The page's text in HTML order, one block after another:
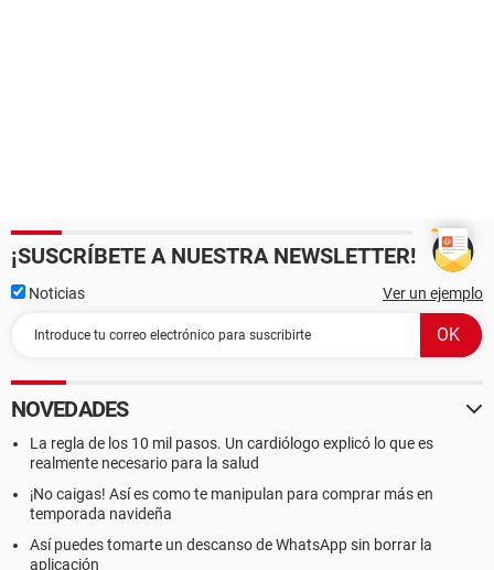
¡SUSCRÍBETE A NUESTRA NEWSLETTER!
Noticias Ver un ejemplo
NOVEDADES
La regla de los 10 mil pasos. Un cardiólogo explicó lo que es
realmente necesario para la salud
¡No caigas! Así es como te manipulan para comprar más en
temporada navideña
Así puedes tomarte un descanso de WhatsApp sin borrar la
aplicación